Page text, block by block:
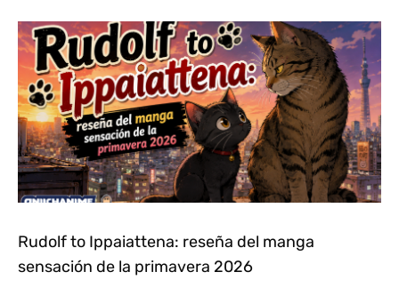
Rudolf to Ippaiattena: reseña del manga
sensación de la primavera 2026